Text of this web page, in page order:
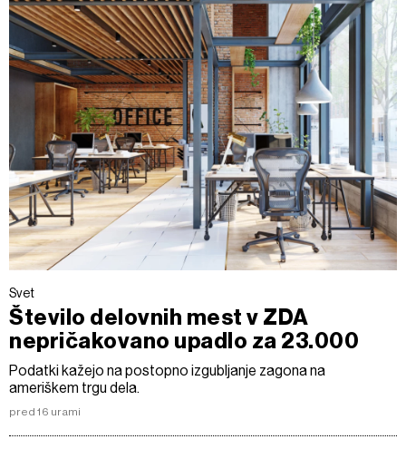
Svet
Število delovnih mest v ZDA
nepričakovano upadlo za 23.000
Podatki kažejo na postopno izgubljanje zagona na
ameriškem trgu dela.
pred 16 urami